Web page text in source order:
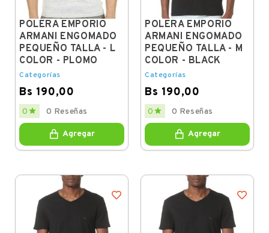
POLERA EMPORIO
ARMANI ENGOMADO
PEQUEÑO TALLA - L
COLOR - PLOMO
Categorías
Bs 190,00
Price
0  0 Reseñas
Agregar
POLERA EMPORIO
ARMANI ENGOMADO
PEQUEÑO TALLA - M
COLOR - BLACK
Categorías
Bs 190,00
Price
0  0 Reseñas
Agregar